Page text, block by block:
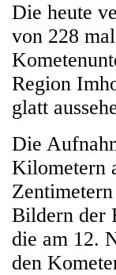
Die heute
von 228
Region
glatt
Die
Kilometern
Bildern der
die am 12.
den